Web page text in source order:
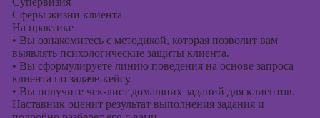
Сферы жизни клиента
На практике
• Вы ознакомитесь с методикой, которая позволит вам
выявлять психологические защиты клиента.
• Вы сформулируете линию поведения на основе запроса
клиента по задаче-кейсу.
• Вы получите чек-лист домашних заданий для клиентов.
Наставник оценит результат выполнения задания и